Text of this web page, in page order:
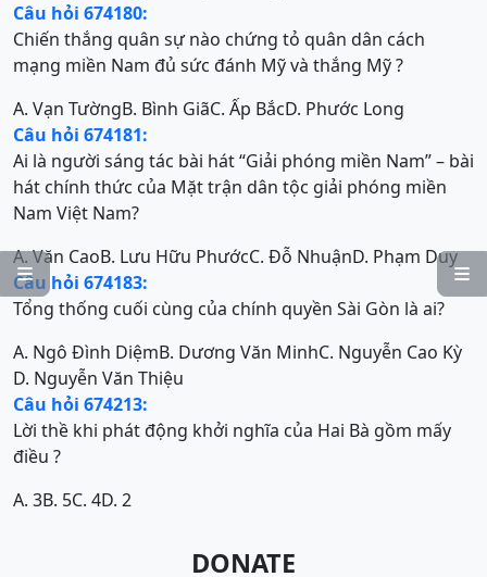


Câu hỏi 674180:
Chiến thắng quân sự nào chứng tỏ quân dân cách
mạng miền Nam đủ sức đánh Mỹ và thắng Mỹ ?
A. Vạn TườngB. Bình GiãC. Ấp BắcD. Phước Long
Câu hỏi 674181:
Ai là người sáng tác bài hát “Giải phóng miền Nam” – bài
hát chính thức của Mặt trận dân tộc giải phóng miền
Nam Việt Nam?
A. Văn CaoB. Lưu Hữu PhướcC. Đỗ NhuậnD. Phạm Duy
Câu hỏi 674183:
Tổng thống cuối cùng của chính quyền Sài Gòn là ai?
A. Ngô Đình DiệmB. Dương Văn MinhC. Nguyễn Cao Kỳ
D. Nguyễn Văn Thiệu
Câu hỏi 674213:
Lời thề khi phát động khởi nghĩa của Hai Bà gồm mấy
điều ?
A. 3B. 5C. 4D. 2
DONATE